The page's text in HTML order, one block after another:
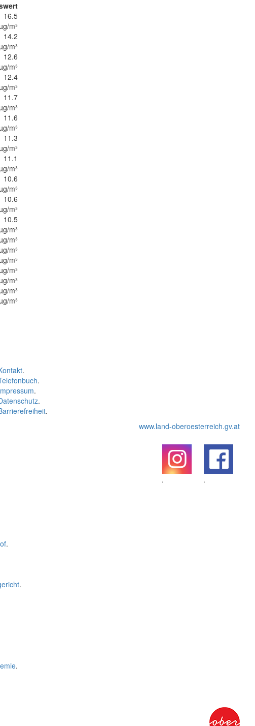
16.5
µg/m³
14.2
µg/m³
12.6
µg/m³
12.4
µg/m³
11.7
µg/m³
11.6
µg/m³
11.3
µg/m³
11.1
µg/m³
10.6
µg/m³
10.6
µg/m³
10.5
µg/m³
m³
m³
m³
m³
m³
m³
m³
.
.
.
.
.
www.land-oberoesterreich.gv.at
.
.
.
.
.